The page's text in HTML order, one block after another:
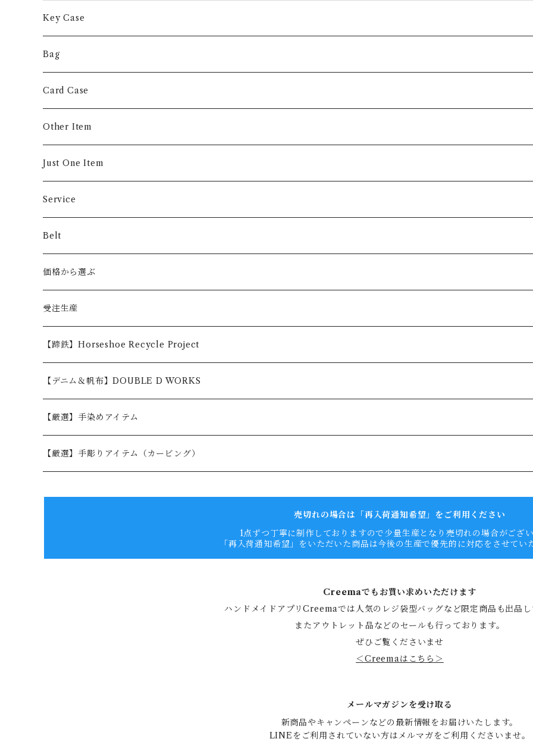
Short Wallet
Coin Case
Money Clip
Key Case
Bag
Card Case
Other Item
Just One Item
Service
Belt
価格から選ぶ
〜5,000円
5,001〜10,000円
10,001〜30,000円
30,001円〜
受注生産
【蹄鉄】Horseshoe Recycle Project
【デニム＆帆布】DOUBLE D WORKS
【厳選】手染めアイテム
【厳選】手彫りアイテム（カービング）
売切れの場合は「再入荷通知希望」をご利用ください
1点ずつ丁寧に制作しておりますので少量生産となり売切れの場合がござい
「再入荷通知希望」をいただいた商品は今後の生産で優先的に対応をさせてい
Creemaでもお買い求めいただけます
ハンドメイドアプリCreemaでは人気のレジ袋型バッグなど限定商品も出品し
またアウトレット品などのセールも行っております。
ぜひご覧くださいませ
＜Creemaはこちら＞
メールマガジンを受け取る
新商品やキャンペーンなどの最新情報をお届けいたします。
LINEをご利用されていない方はメルマガをご利用くださいませ。